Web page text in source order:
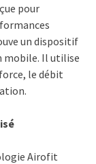
pour
un dispositif
mobile. Il utilise
le débit
Airofit